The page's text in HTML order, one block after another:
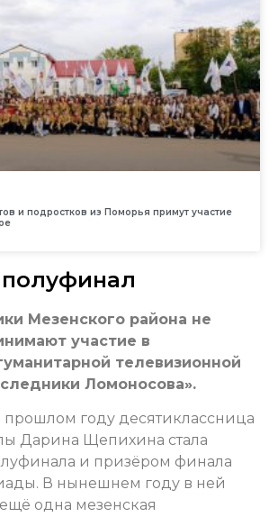
и подростков из Поморья примут участие
Мезенского района не
участие в
телевизионной
Ломоносова».
прошлом году десятиклассница
Дарина Щепихина стала
и призёром финала
В нынешнем году в ней
одна мезенская